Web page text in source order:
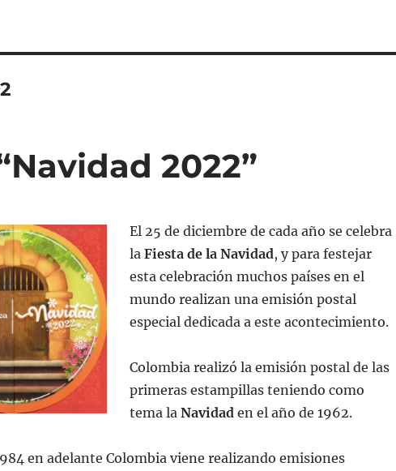
2022”
El 25 de diciembre de cada año se celebra
la Fiesta de la Navidad, y para festejar
esta celebración muchos países en el
mundo realizan una emisión postal
especial dedicada a este acontecimiento.
Colombia realizó la emisión postal de las
primeras estampillas teniendo como
tema la Navidaden el año de 1962.
en adelante Colombia viene realizando emisiones